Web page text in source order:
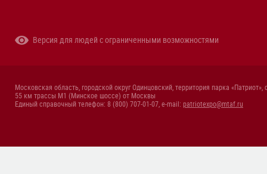
Версия для людей с ограниченными возможностями
Московская область, городской округ Одинцовский, территория парка «Патриот»,
55 км трассы М1 (Минское шоссе) от Москвы
Единый справочный телефон: 8 (800) 707-01-07, e-mail: patriotexpo@mtaf.ru